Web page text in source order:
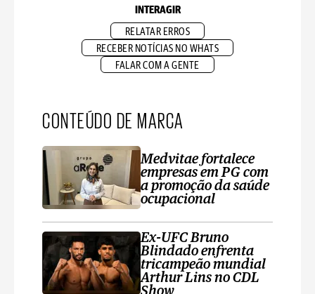
INTERAGIR
RELATAR ERROS
RECEBER NOTÍCIAS NO WHATS
FALAR COM A GENTE
CONTEÚDO DE MARCA
Medvitae fortalece
empresas em PG com
a promoção da saúde
ocupacional
Ex-UFC Bruno
Blindado enfrenta
tricampeão mundial
Arthur Lins no CDL